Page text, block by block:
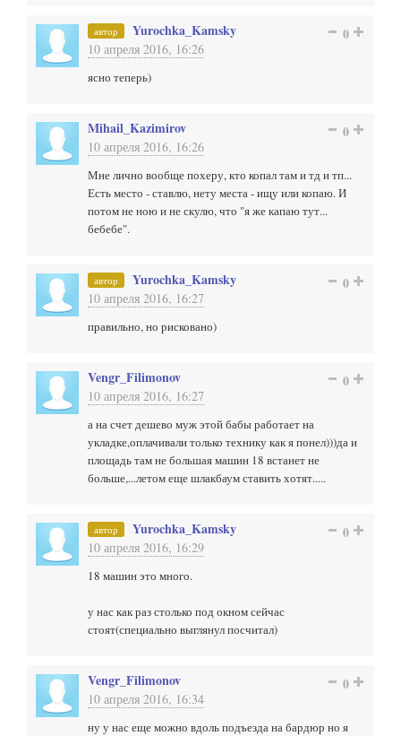
автор Yurochka_Kamsky
10 апреля 2016, 16:26
0
ясно теперь)
Mihail_Kazimirov
10 апреля 2016, 16:26
0
Мне лично вообще похеру, кто копал там и тд и тп...
Есть место - ставлю, нету места - ищу или копаю. И
потом не ною и не скулю, что "я же капаю тут...
бебебе".
автор Yurochka_Kamsky
10 апреля 2016, 16:27
0
правильно, но рисковано)
Vengr_Filimonov
10 апреля 2016, 16:27
0
а на счет дешево муж этой бабы работает на
укладке,оплачивали только технику как я понел)))да и
площадь там не большая машин 18 встанет не
больше,...летом еще шлакбаум ставить хотят.....
автор Yurochka_Kamsky
10 апреля 2016, 16:29
0
18 машин это много.
у нас как раз столько под окном сейчас
стоят(специально выглянул посчитал)
Vengr_Filimonov
10 апреля 2016, 16:34
0
ну у нас еще можно вдоль подъезда на бардюр но я